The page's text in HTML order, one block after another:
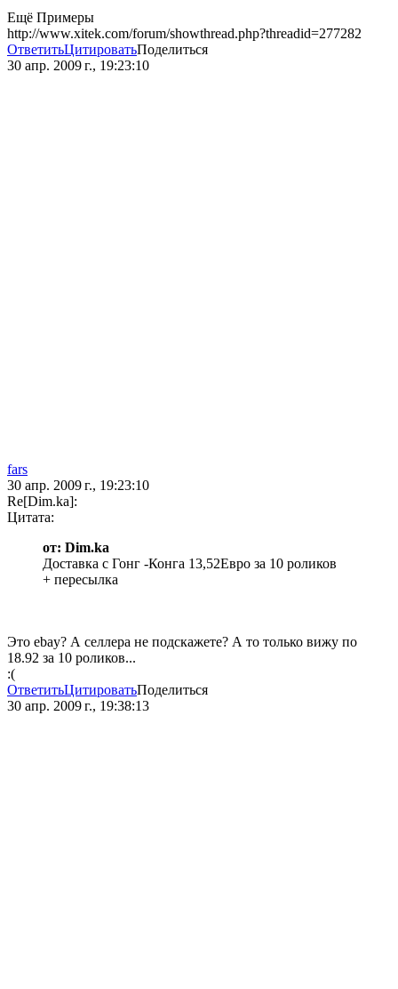
Ещё Примеры
http://www.xitek.com/forum/showthread.php?threadid=277282
ОтветитьЦитироватьПоделиться
30 апр. 2009 г., 19:23:10
fars
30 апр. 2009 г., 19:23:10
Re[Dim.ka]:
Цитата:
от: Dim.ka
Доставка с Гонг -Конга 13,52Евро за 10 роликов
+ пересылка
Это ebay? А селлера не подскажете? А то только вижу по
18.92 за 10 роликов...
:(
ОтветитьЦитироватьПоделиться
30 апр. 2009 г., 19:38:13